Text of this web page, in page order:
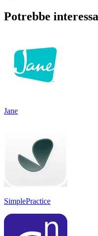
Potrebbe
Jane
SimplePractice